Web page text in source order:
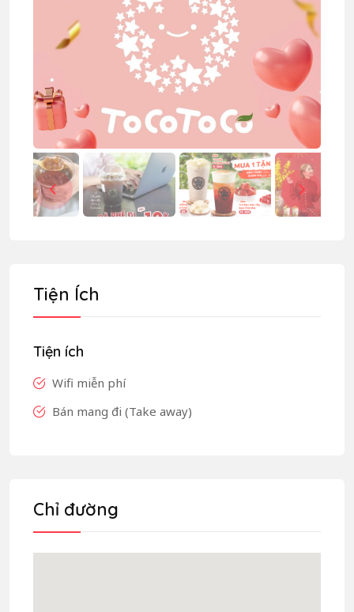
Tiện Ích
Tiện ích
Wifi miễn phí
Bán mang đi (Take away)
Chỉ đường